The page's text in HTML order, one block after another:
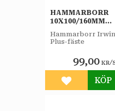
HAMMARBORR
10X100/160MM
Hammarborr Irwin
Plus-fäste
99,00KR/
Lägg till i
KÖP